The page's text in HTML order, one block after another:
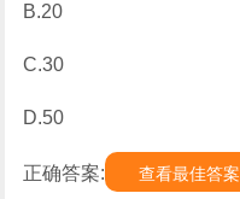
B.20
C.30
D.50
正确答案: 查看最佳答案